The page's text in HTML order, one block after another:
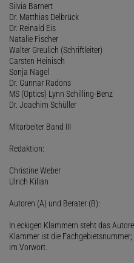
Silvia Barnert
Dr. Matthias Delbrück
Dr. Reinald Eis
Natalie Fischer
Walter Greulich (Schriftleiter)
Carsten Heinisch
Sonja Nagel
Dr. Gunnar Radons
MS (Optics) Lynn Schilling-Benz
Dr. Joachim Schüller
Mitarbeiter Band III
Redaktion:
Christine Weber
Ulrich Kilian
Autoren (A) und Berater (B):
In eckigen Klammern steht das
Klammer ist die
im Vorwort.